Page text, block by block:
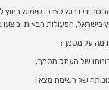
דרוש לצרכי שימוש בחוץ
בישראל, הפעולות הבאות יבוצעו